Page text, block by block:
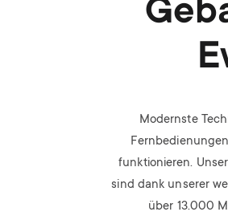
Modernste
funktionieren.
sind dank unserer
über 13.000